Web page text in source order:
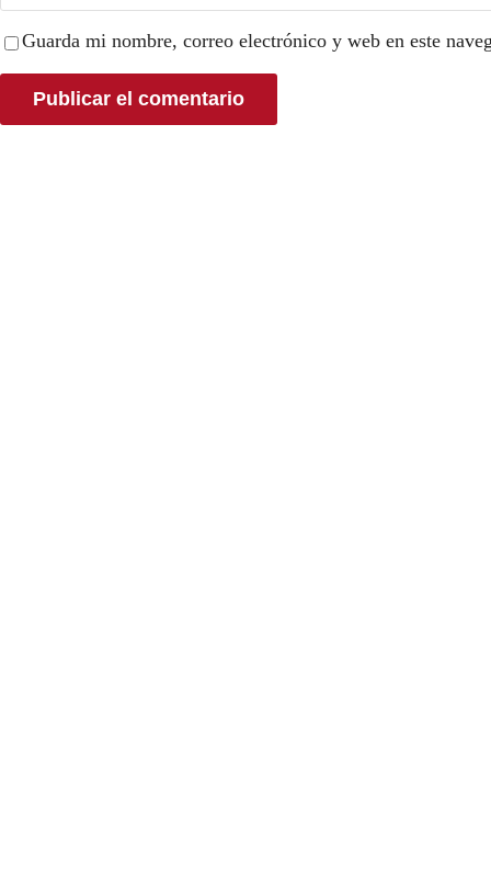
Guarda mi nombre, correo electrónico y web en este